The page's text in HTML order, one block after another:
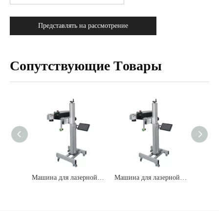
Представлять на рассмотрение
Cопутствующие Tовары